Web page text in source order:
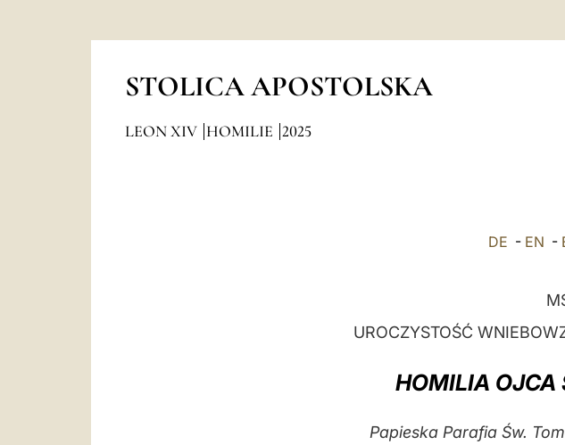
STOLICA APOSTOLSKA
LEON XIV HOMILIE 2025
DE - EN -
UROCZYSTOŚĆ
HOMILIA OJCA
Papieska Parafia Św.